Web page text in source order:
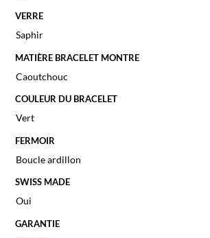
VERRE
Saphir
MATIÈRE BRACELET MONTRE
Caoutchouc
COULEUR DU BRACELET
Vert
FERMOIR
Boucle ardillon
SWISS MADE
Oui
GARANTIE